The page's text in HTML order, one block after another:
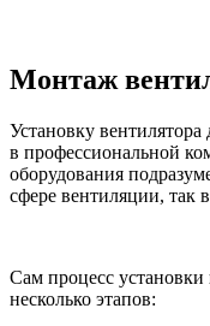
Монтаж
Установку
в профессиональной
оборудования
сфере вентиляции, так
Сам процесс установки
несколько этапов: